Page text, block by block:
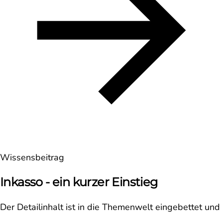
Wissensbeitrag
Inkasso - ein kurzer Einstieg
Der Detailinhalt ist in die Themenwelt eingebettet und